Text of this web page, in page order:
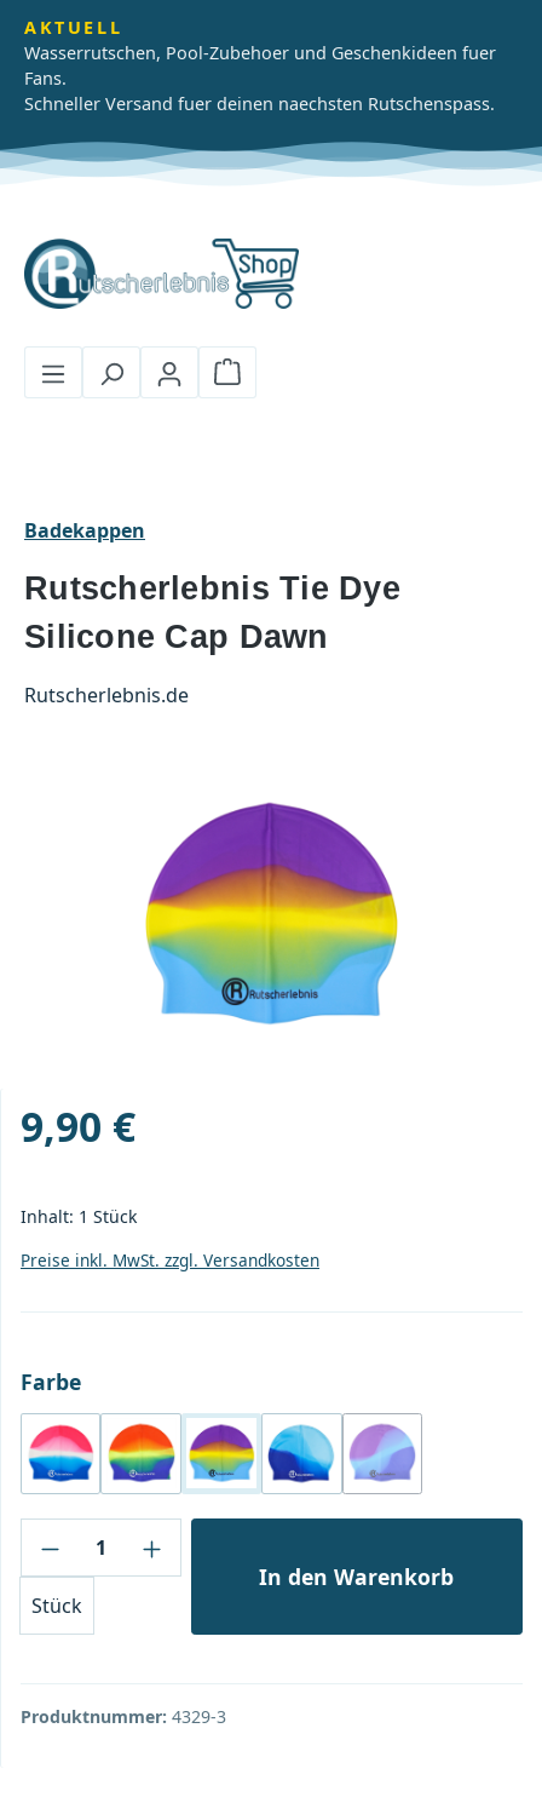
Zum Hauptinhalt springen
AKTUELL
Wasserrutschen, Pool-Zubehoer und Geschenkideen fuer
Fans.
Schneller Versand fuer deinen naechsten Rutschenspass.
Warenkorb enthält 0
Badekappen
Rutscherlebnis Tie Dye
Silicone Cap Dawn
Rutscherlebnis.de
Regulärer Preis:
9,90 €
Inhalt: 1 Stück
Preise inkl. MwSt. zzgl. Versandkosten
Farbeauswählen
Sky Dusk Dawn Ocean Galaxy
(Diese Option ist
Produkt Anzahl: Gib den gewünschten
Stück
In den Warenkorb
Produktnummer: 4329-3